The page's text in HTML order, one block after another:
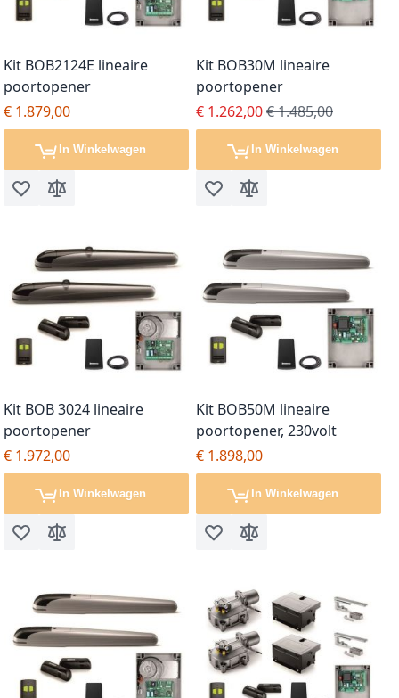
Kit BOB2124E lineaire
poortopener
€ 1.879,00
In Winkelwagen
Voeg toe aan verlanglijst
Toevoegen om te vergelijken
Kit BOB30M lineaire
poortopener
Special Price
€ 1.262,00Regular Price
€ 1.485,00
In Winkelwagen
Voeg toe aan verlanglijst
Toevoegen om te
Kit BOB 3024 lineaire
poortopener
€ 1.972,00
In Winkelwagen
Voeg toe aan verlanglijst
Toevoegen om te vergelijken
Kit BOB50M lineaire
poortopener, 230volt
€ 1.898,00
In Winkelwagen
Voeg toe aan verlanglijst
Toevoegen om te